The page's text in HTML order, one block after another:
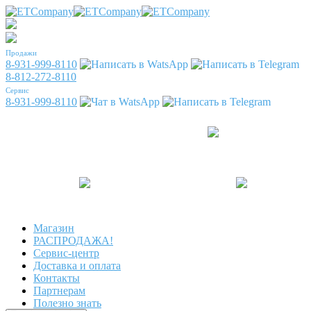
Продажи
8-931-999-8110
8-812-272-8110
Сервис
8-931-999-8110
Магазин
РАСПРОДАЖА!
Сервис-центр
Доставка и оплата
Контакты
Партнерам
Полезно знать